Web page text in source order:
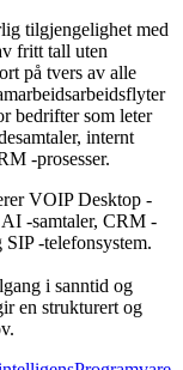
tilgjengelighet med
fritt tall uten
på tvers av alle
bedrifter som leter
internt
-prosesser.
VOIP Desktop -
-samtaler, CRM -
SIP -telefonsystem.
i sanntid og
en strukturert og